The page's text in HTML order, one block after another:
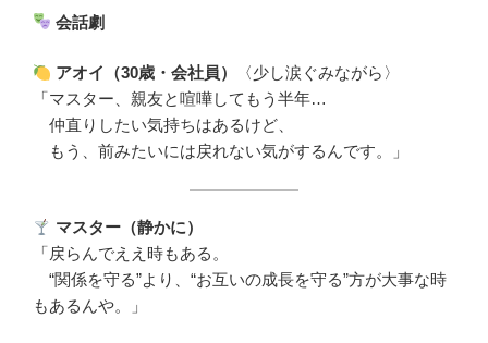
会話劇
アオイ（30歳・会社員）
〈少し涙ぐみながら〉
「マスター、親友と喧嘩してもう半年…
仲直りしたい気持ちはあるけど、
もう、前みたいには戻れない気がするんです。」
マスター（静かに）
「戻らんでええ時もある。
“関係を守る”より、“お互いの成長を守る”方が大事な時
もあるんや。」